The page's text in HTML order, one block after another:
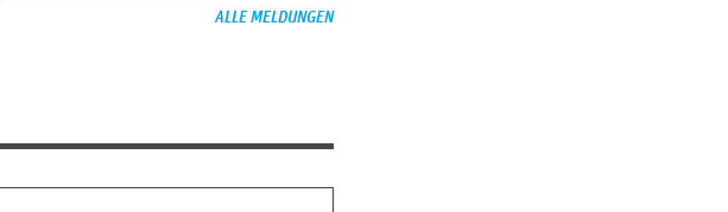
ALLE MELDUNGEN